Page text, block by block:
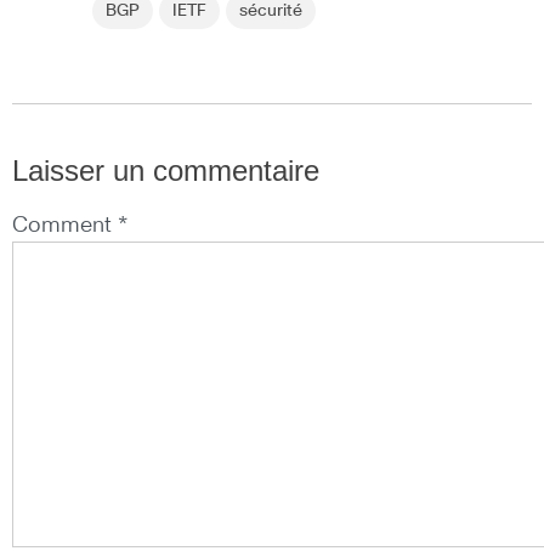
BGP IETF sécurité
Laisser un commentaire
Comment *